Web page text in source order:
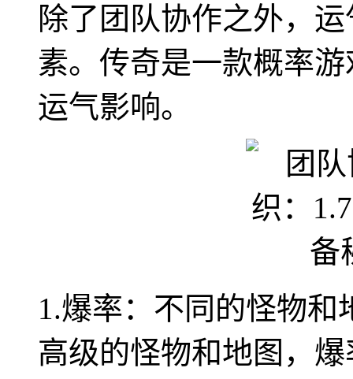
除了团队协作之外，
素。传奇是一款概率
运气影响。
1.爆率：不同的怪物
高级的怪物和地图，